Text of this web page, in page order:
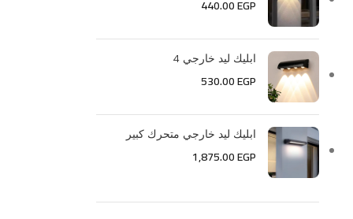
440.00EGP
ابليك ليد خارجي 4
530.00EGP
ابليك ليد خارجي متحرك كبير
1,875.00EGP